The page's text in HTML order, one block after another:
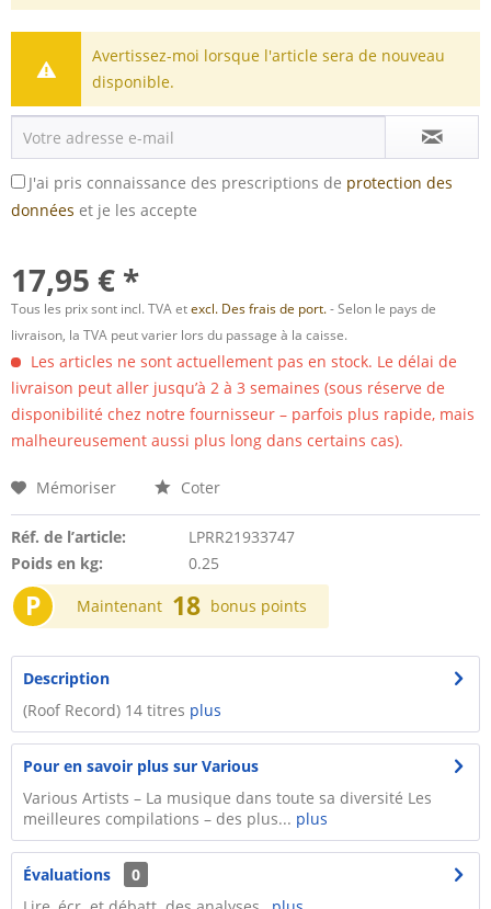
Avertissez-moi lorsque l'article sera de nouveau
disponible.
J'ai pris connaissance des prescriptions de protection des
données et je les accepte
17,95 € *
Tous les prix sont incl. TVA etexcl. Des frais de port.- Selon le pays de
livraison, la TVA peut varier lors du passage à la caisse.
Les articles ne sont actuellement pas en stock. Le délai de
livraison peut aller jusqu’à 2 à 3 semaines (sous réserve de
disponibilité chez notre fournisseur – parfois plus rapide, mais
malheureusement aussi plus long dans certains cas).
Mémoriser Coter
Réf. de l’article:
LPRR21933747
Poids en kg:
0.25
P Maintenant 18 bonus points
Description
(Roof Record) 14 titres plus
Pour en savoir plus sur Various
Various Artists – La musique dans toute sa diversité Les
meilleures compilations – des plus... plus
Évaluations
0